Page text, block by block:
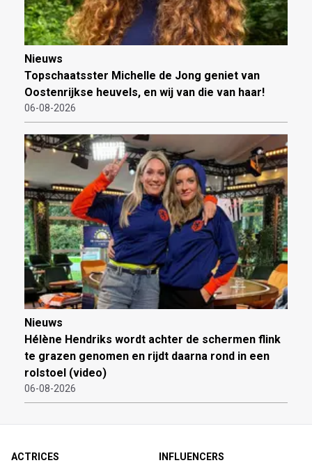
Nieuws
Topschaatsster Michelle de Jong geniet van
Oostenrijkse heuvels, en wij van die van haar!
06-08-2026
Nieuws
Hélène Hendriks wordt achter de schermen flink
te grazen genomen en rijdt daarna rond in een
rolstoel (video)
06-08-2026
ACTRICES
INFLUENCERS